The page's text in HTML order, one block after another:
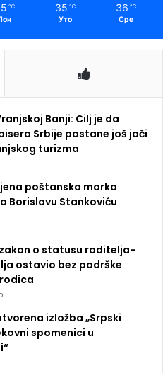
℃ 35 ℃
Уто
36 ℃
Сре
Banji: Cilj je da
Srbije postane još jači
turizma
poštanska marka
Borislavu Stankoviću
zakon o statusu roditelja-
ostavio bez podrške
izložba „Srpski
spomenici u